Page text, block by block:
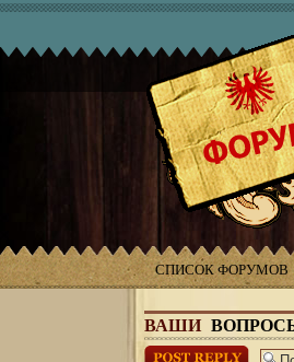
СПИСОК ФОРУМОВ
ВАШИ
Ответить